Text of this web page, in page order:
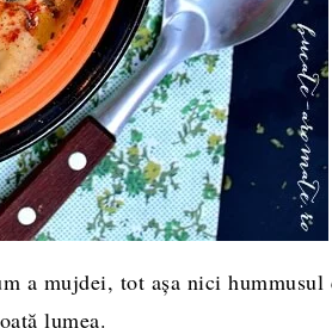
a mujdei, tot aşa nici hummusul
lumea.